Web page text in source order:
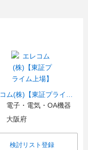
電子・電気・OA機器
大阪府
検討リスト登録